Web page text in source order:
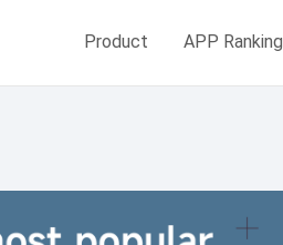
Product APP Ranking